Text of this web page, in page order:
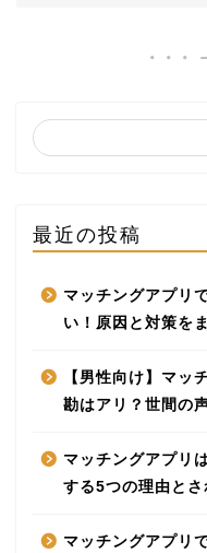
最近の投稿
マッチングアプリ
い！原因と対策を
【男性向け】マッ
勘はアリ？世間の
マッチングアプリ
する5つの理由と
マッチングアプリ